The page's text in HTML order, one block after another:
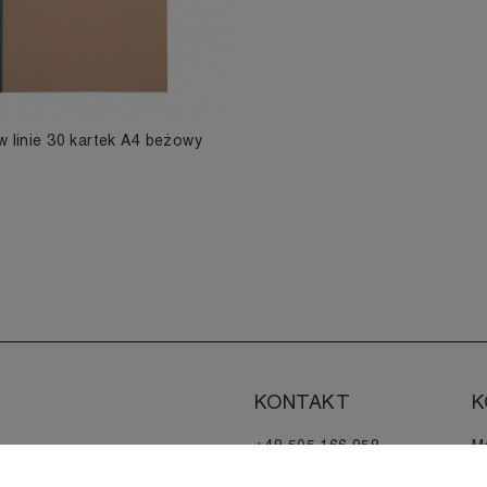
linie 30 kartek A4 beżowy
KONTAKT
+48 505 166 958